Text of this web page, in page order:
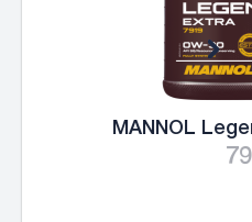
Extra 0W-30